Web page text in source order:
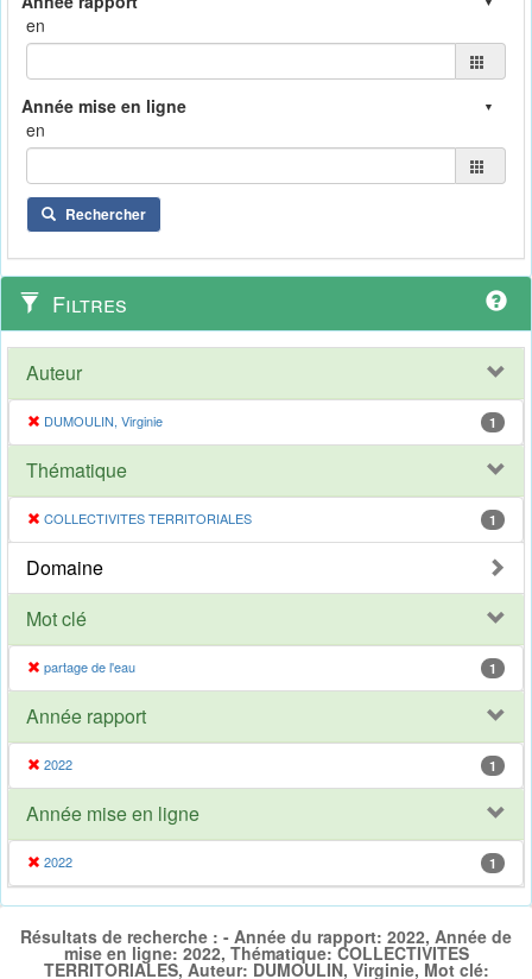
en
en
Rechercher
Filtres
Auteur
DUMOULIN, Virginie 1
Thématique
COLLECTIVITES TERRITORIALES 1
Domaine
Mot clé
partage de l'eau 1
Année rapport
2022 1
Année mise en ligne
2022 1
Résultats de recherche : - Année du rapport: 2022, Année de
mise en ligne: 2022, Thématique: COLLECTIVITES
TERRITORIALES, Auteur: DUMOULIN, Virginie, Mot clé: